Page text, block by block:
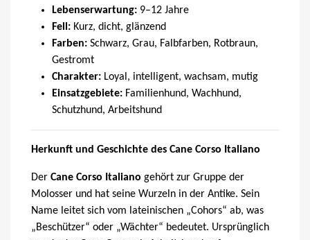
Lebenserwartung: 9–12 Jahre
Fell: Kurz, dicht, glänzend
Farben: Schwarz, Grau, Falbfarben, Rotbraun,
Gestromt
Charakter: Loyal, intelligent, wachsam, mutig
Einsatzgebiete: Familienhund, Wachhund,
Schutzhund, Arbeitshund
Herkunft und Geschichte des Cane Corso Italiano
Der Cane Corso Italiano gehört zur Gruppe der
Molosser und hat seine Wurzeln in der Antike. Sein
Name leitet sich vom lateinischen „Cohors“ ab, was
„Beschützer“ oder „Wächter“ bedeutet. Ursprünglich